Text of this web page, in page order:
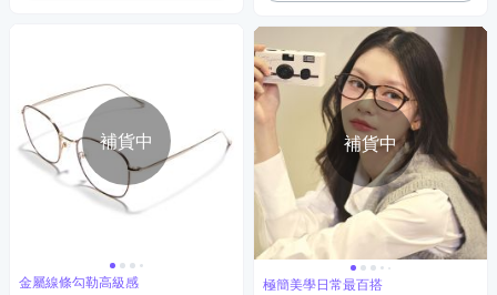
補貨中
金屬線條勾勒高級感
補貨中
極簡美學日常最百搭